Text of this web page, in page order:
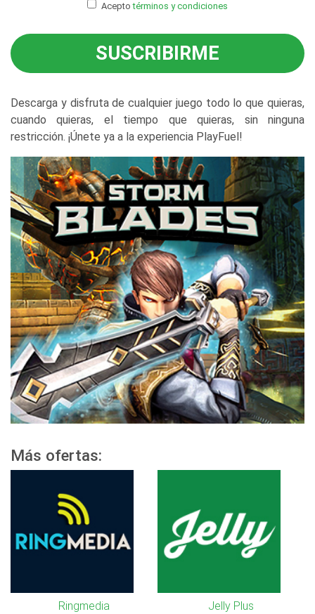
Aceptotérminos y condiciones
SUSCRIBIRME
Descarga y disfruta de cualquier juego todo lo que quieras,
cuando quieras, el tiempo que quieras, sin ninguna
restricción. ¡Únete ya a la experiencia PlayFuel!
Más ofertas:
Ringmedia Jelly Plus